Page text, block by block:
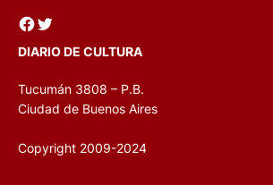
Facebook Twitter
DIARIO DE CULTURA
Tucumán 3808 – P.B.
Ciudad de Buenos Aires
Copyright 2009-2024